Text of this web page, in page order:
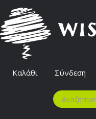
Καλάθι Σύνδεση